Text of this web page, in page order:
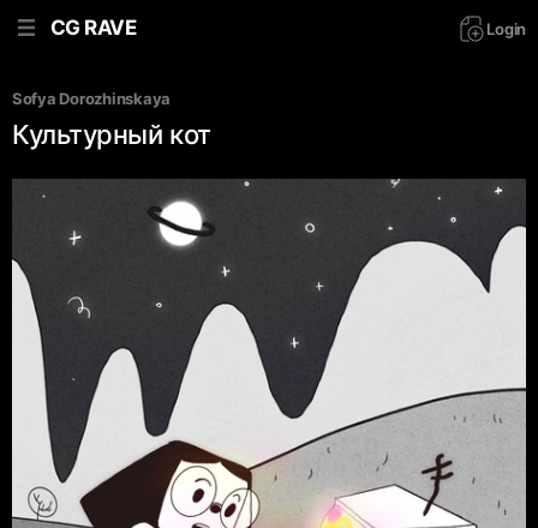
CG RAVE Login
Sofya Dorozhinskaya
Культурный кот